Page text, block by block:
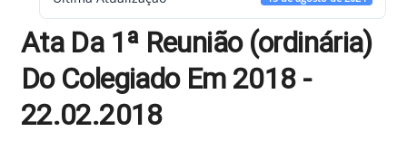
Ata Da 1ª Reunião (ordinária)
Do Colegiado Em 2018 -
22.02.2018